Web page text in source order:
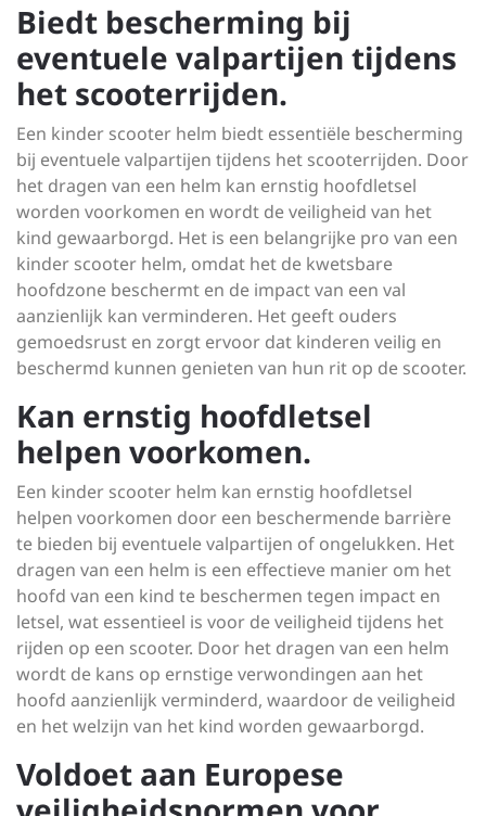
Biedt bescherming bij
eventuele valpartijen tijdens
het scooterrijden.
Een kinder scooter helm biedt essentiële bescherming
bij eventuele valpartijen tijdens het scooterrijden. Door
het dragen van een helm kan ernstig hoofdletsel
worden voorkomen en wordt de veiligheid van het
kind gewaarborgd. Het is een belangrijke pro van een
kinder scooter helm, omdat het de kwetsbare
hoofdzone beschermt en de impact van een val
aanzienlijk kan verminderen. Het geeft ouders
gemoedsrust en zorgt ervoor dat kinderen veilig en
beschermd kunnen genieten van hun rit op de scooter.
Kan ernstig hoofdletsel
helpen voorkomen.
Een kinder scooter helm kan ernstig hoofdletsel
helpen voorkomen door een beschermende barrière
te bieden bij eventuele valpartijen of ongelukken. Het
dragen van een helm is een effectieve manier om het
hoofd van een kind te beschermen tegen impact en
letsel, wat essentieel is voor de veiligheid tijdens het
rijden op een scooter. Door het dragen van een helm
wordt de kans op ernstige verwondingen aan het
hoofd aanzienlijk verminderd, waardoor de veiligheid
en het welzijn van het kind worden gewaarborgd.
Voldoet aan Europese